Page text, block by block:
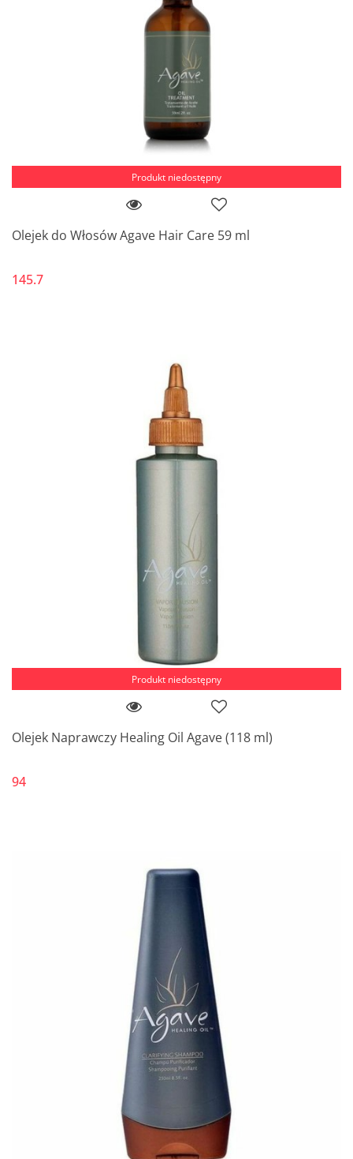
Produkt niedostępny
Olejek do Włosów Agave Hair Care 59 ml
145.7
Produkt niedostępny
Olejek Naprawczy Healing Oil Agave (118 ml)
94